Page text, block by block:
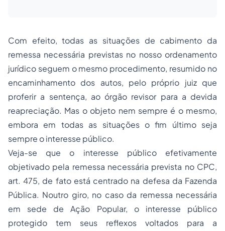
Com efeito, todas as situações de cabimento da
remessa necessária previstas no nosso ordenamento
jurídico seguem o mesmo procedimento, resumido no
encaminhamento dos autos, pelo próprio juiz que
proferir a sentença, ao órgão revisor para a devida
reapreciação. Mas o objeto nem sempre é o mesmo,
embora em todas as situações o fim último seja
sempre o interesse público.
Veja-se que o interesse público efetivamente
objetivado pela remessa necessária prevista no CPC,
art. 475, de fato está centrado na defesa da Fazenda
Pública. Noutro giro, no caso da remessa necessária
em sede de Ação Popular, o interesse público
protegido tem seus reflexos voltados para a